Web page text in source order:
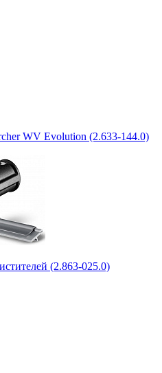
WV Evolution (2.633-144.0)
(2.863-025.0)